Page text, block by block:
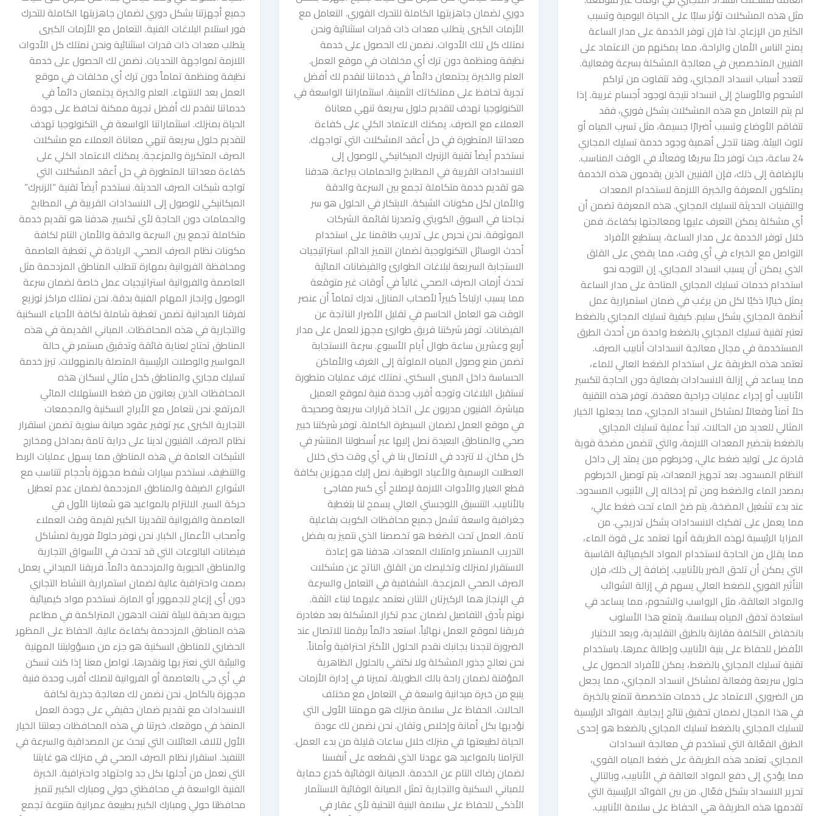
مثل هذه المشكلات تؤثر سلبًا على الحياة اليومية وتسبب
الكثير من الإزعاج. لذا فإن توفر الخدمة على مدار الساعة
يمنح الناس الأمان والراحة، مما يمكنهم من الاعتماد على
الفنيين المتخصصين في معالجة المشكلة بسرعة وفعالية.
تتعدد أسباب انسداد المجاري، وقد تتفاوت من تراكم
الشحوم والأوساخ إلى انسداد نتيجة لوجود أجسام غريبة. إذا
لم يتم التعامل مع هذه المشكلات بشكل فوري، فقد
تتفاقم الأوضاع وتسبب أضرارًا جسيمة، مثل تسرب المياه أو
تلوث البيئة. وهنا تتجلى أهمية وجود خدمة تسليك المجاري
24 ساعة، حيث توفر حلاً سريعًا وفعالًا في الوقت المناسب.
بالإضافة إلى ذلك، فإن الفنيين الذين يقدمون هذه الخدمة
يمتلكون المعرفة والخبرة اللازمة لاستخدام المعدات
والتقنيات الحديثة لتسليك المجاري. هذه المعرفة تضمن أن
أي مشكلة يمكن التعرف عليها ومعالجتها بكفاءة. فمن
خلال توفر الخدمة على مدار الساعة، يستطيع الأفراد
التواصل مع الخبراء في أي وقت، مما يقضي على القلق
الذي يمكن أن يسبب انسداد المجاري. إن التوجه نحو
استخدام خدمات تسليك المجاري المتاحة على مدار الساعة
يمثل خيارًا ذكيًا لكل من يرغب في ضمان استمرارية عمل
أنظمة المجاري بشكل سليم. كيفية تسليك المجاري بالضغط
تعتبر تقنية تسليك المجاري بالضغط واحدة من أحدث الطرق
المستخدمة في مجال معالجة انسدادات أنابيب الصرف.
تعتمد هذه الطريقة على استخدام الضغط العالي للماء،
مما يساعد في إزالة الانسدادات بفعالية دون الحاجة لتكسير
الأنابيب أو إجراء عمليات جراحية معقدة. توفر هذه التقنية
حلاً آمناً وفعالاً لمشاكل انسداد المجاري، مما يجعلها الخيار
المثالي للعديد من الحالات. تبدأ عملية تسليك المجاري
بالضغط بتحضير المعدات اللازمة، والتي تتضمن مضخة قوية
قادرة على توليد ضغط عالي، وخرطوم مرن يمتد إلى داخل
النظام المسدود. بعد تجهيز المعدات، يتم توصيل الخرطوم
بمصدر الماء والضغط ومن ثم إدخاله إلى الأنبوب المسدود.
عند بدء تشغيل المضخة، يتم ضخ الماء تحت ضغط عالي،
مما يعمل على تفكيك الانسدادات بشكل تدريجي. من
المزايا الرئيسية لهذه الطريقة أنها تعتمد على قوة الماء،
مما يقلل من الحاجة لاستخدام المواد الكيميائية القاسية
التي يمكن أن تلحق الضرر بالأنابيب. إضافة إلى ذلك، فإن
التأثير الفوري للضغط العالي يسهم في إزالة الشوائب
والمواد العالقة، مثل الرواسب والشحوم، مما يساعد في
استعادة تدفق المياه بسلاسة. يتمتع هذا الأسلوب
بانخفاض التكلفة مقارنة بالطرق التقليدية، ويعد الاختيار
الأفضل للحفاظ على بنية الأنابيب وإطالة عمرها. باستخدام
تقنية تسليك المجاري بالضغط، يمكن للأفراد الحصول على
حلول سريعة وفعالة لمشاكل انسداد المجاري، مما يجعل
من الضروري الاعتماد على خدمات متخصصة تتمتع بالخبرة
في هذا المجال لضمان تحقيق نتائج إيجابية. الفوائد الرئيسية
لتسليك المجاري بالضغط تسليك المجاري بالضغط هو إحدى
الطرق الفعّالة التي تستخدم في معالجة انسدادات
المجاري. تعتمد هذه الطريقة على ضغط المياه القوي،
مما يؤدي إلى دفع المواد العالقة في الأنابيب، وبالتالي
تحرير الانسداد بشكل فعّال. من بين الفوائد الرئيسية التي
تقدمها هذه الطريقة هي الحفاظ على سلامة الأنابيب.
دوري لضمان جاهزيتها الكاملة للتحرك الفوري. التعامل مع
الأزمات الكبرى يتطلب معدات ذات قدرات استثنائية ونحن
نمتلك كل تلك الأدوات. نضمن لك الحصول على خدمة
نظيفة ومنظمة دون ترك أي مخلفات في موقع العمل.
العلم والخبرة يجتمعان دائماً في خدماتنا لنقدم لك أفضل
تجربة تحافظ على ممتلكاتك الثمينة. استثماراتنا الواسعة في
التكنولوجيا تهدف لتقديم حلول سريعة تنهي معاناة
العملاء مع الصرف. يمكنك الاعتماد الكلي على كفاءة
معداتنا المتطورة في حل أعقد المشكلات التي تواجهك.
نستخدم أيضاً تقنية الزنبرك الميكانيكي للوصول إلى
الانسدادات القريبة في المطابخ والحمامات ببراعة. هدفنا
هو تقديم خدمة متكاملة تجمع بين السرعة والدقة
والأمان لكل مكونات الشبكة. الابتكار في الحلول هو سر
نجاحنا في السوق الكويتي وتصدرنا لقائمة الشركات
الموثوقة. نحن نحرص على تدريب طاقمنا على استخدام
أحدث الوسائل التكنولوجية لضمان التميز الدائم. استراتيجيات
الاستجابة السريعة لبلاغات الطوارئ والفيضانات المائية
تحدث أزمات الصرف الصحي غالباً في أوقات غير متوقعة
مما يسبب ارتباكاً كبيراً لأصحاب المنازل. ندرك تماماً أن عنصر
الوقت هو العامل الحاسم في تقليل الأضرار الناتجة عن
الفيضانات. توفر شركتنا فريق طوارئ مجهز للعمل على مدار
أربع وعشرين ساعة طوال أيام الأسبوع. سرعة الاستجابة
تضمن منع وصول المياه الملوثة إلى الغرف والأماكن
الحساسة داخل المبنى السكني. نمتلك غرف عمليات متطورة
تستقبل البلاغات وتوجه أقرب وحدة فنية لموقع العميل
مباشرة. الفنيون مدربون على اتخاذ قرارات سريعة وصحيحة
في موقع العمل لضمان السيطرة الكاملة. توفر شركتنا خبير
صحي والمناطق البعيدة نصل إليها عبر أسطولنا المنتشر في
كل مكان. لا تتردد في الاتصال بنا في أي وقت حتى خلال
العطلات الرسمية والأعياد الوطنية. نصل إليك مجهزين بكافة
قطع الغيار والأدوات اللازمة لإصلاح أي كسر مفاجئ
بالأنابيب. التنسيق اللوجستي العالي يسمح لنا بتغطية
جغرافية واسعة تشمل جميع محافظات الكويت بفاعلية
تامة. العمل تحت الضغط هو تخصصنا الذي نتميز به بفضل
التدريب المستمر وامتلاك المعدات. هدفنا هو إعادة
الاستقرار لمنزلك وتخليصك من القلق الناتج عن مشكلات
الصرف الصحي المزعجة. الشفافية في التعامل والسرعة
في الإنجاز هما الركيزتان اللتان نعتمد عليهما لبناء الثقة.
نهتم بأدق التفاصيل لضمان عدم تكرار المشكلة بعد مغادرة
فريقنا لموقع العمل نهائياً. استعد دائماً برقمنا للاتصال عند
الضرورة لتجدنا بجانبك نقدم الحلول الأكثر احترافية وأماناً.
نحن نعالج جذور المشكلة ولا نكتفي بالحلول الظاهرية
المؤقتة لضمان راحة بالك الطويلة. تميزنا في إدارة الأزمات
ينبع من خبرة ميدانية واسعة في التعامل مع مختلف
الحالات. الحفاظ على سلامة منزلك هو مهمتنا الأولى التي
نؤديها بكل أمانة وإخلاص وتفان. نحن نضمن لك عودة
الحياة لطبيعتها في منزلك خلال ساعات قليلة من بدء العمل.
التزامنا بالمواعيد هو عهدنا الذي نقطعه على أنفسنا
لضمان رضاك التام عن الخدمة. الصيانة الوقائية كدرع حماية
للمباني السكنية والتجارية تمثل الصيانة الوقائية الاستثمار
الأذكى للحفاظ على سلامة البنية التحتية لأي عقار في
جميع أجهزتنا بشكل دوري لضمان جاهزيتها الكاملة للتحرك
فور استلام البلاغات الفنية. التعامل مع الأزمات الكبرى
يتطلب معدات ذات قدرات استثنائية ونحن نمتلك كل الأدوات
اللازمة لمواجهة التحديات. نضمن لك الحصول على خدمة
نظيفة ومنظمة تماماً دون ترك أي مخلفات في موقع
العمل بعد الانتهاء. العلم والخبرة يجتمعان دائماً في
خدماتنا لنقدم لك أفضل تجربة ممكنة تحافظ على جودة
الحياة بمنزلك. استثماراتنا الواسعة في التكنولوجيا تهدف
لتقديم حلول سريعة تنهي معاناة العملاء مع مشكلات
الصرف المتكررة والمزعجة. يمكنك الاعتماد الكلي على
كفاءة معداتنا المتطورة في حل أعقد المشكلات التي
تواجه شبكات الصرف الحديثة. نستخدم أيضاً تقنية “الزنبرك”
الميكانيكي للوصول إلى الانسدادات القريبة في المطابخ
والحمامات دون الحاجة لأي تكسير. هدفنا هو تقديم خدمة
متكاملة تجمع بين السرعة والدقة والأمان التام لكافة
مكونات نظام الصرف الصحي. الريادة في تغطية العاصمة
ومحافظة الفروانية بمهارة تتطلب المناطق المزدحمة مثل
العاصمة والفروانية استراتيجيات عمل خاصة لضمان سرعة
الوصول وإنجاز المهام الفنية بدقة. نحن نمتلك مراكز توزيع
لفرقنا الميدانية تضمن تغطية شاملة لكافة الأحياء السكنية
والتجارية في هذه المحافظات. المباني القديمة في هذه
المناطق تحتاج لعناية فائقة وتدقيق مستمر في حالة
المواسير والوصلات الرئيسية المتصلة بالمنهولات. تبرز خدمة
تسليك مجاري والمناطق كحل مثالي لسكان هذه
المحافظات الذين يعانون من ضغط الاستهلاك المائي
المرتفع. نحن نتعامل مع الأبراج السكنية والمجمعات
التجارية الكبرى عبر توفير عقود صيانة سنوية تضمن استقرار
نظام الصرف. الفنيون لدينا على دراية تامة بمداخل ومخارج
الشبكات العامة في هذه المناطق مما يسهل عمليات الربط
والتنظيف. نستخدم سيارات شفط مجهزة بأحجام تتناسب مع
الشوارع الضيقة والمناطق المزدحمة لضمان عدم تعطيل
حركة السير. الالتزام بالمواعيد هو شعارنا الأول في
العاصمة والفروانية لتقديرنا الكبير لقيمة وقت العملاء
وأصحاب الأعمال الكبار. نحن نوفر حلولاً فورية لمشاكل
فيضانات البالوعات التي قد تحدث في الأسواق التجارية
والمناطق الحيوية والمزدحمة دائماً. فريقنا الميداني يعمل
بصمت واحترافية عالية لضمان استمرارية النشاط التجاري
دون أي إزعاج للجمهور أو المارة. نستخدم مواد كيميائية
حيوية صديقة للبيئة تفتت الدهون المتراكمة في مطاعم
هذه المناطق المزدحمة بكفاءة عالية. الحفاظ على المظهر
الحضاري للمناطق السكنية هو جزء من مسؤوليتنا المهنية
والبيئية التي نعتز بها ونقدرها. تواصل معنا إذا كنت تسكن
في أي حي بالعاصمة أو الفروانية لتصلك أقرب وحدة فنية
مجهزة بالكامل. نحن نضمن لك معالجة جذرية لكافة
الانسدادات مع تقديم ضمان حقيقي على جودة العمل
المنفذ في موقعك. خبرتنا في هذه المحافظات جعلتنا الخيار
الأول لآلاف العائلات التي تبحث عن المصداقية والسرعة في
التنفيذ. استقرار نظام الصرف الصحي في منزلك هو غايتنا
التي نعمل من أجلها بكل جد واجتهاد واحترافية. الخبرة
الفنية الواسعة في محافظتي حولي ومبارك الكبير تتميز
محافظتا حولي ومبارك الكبير بطبيعة عمرانية متنوعة تجمع